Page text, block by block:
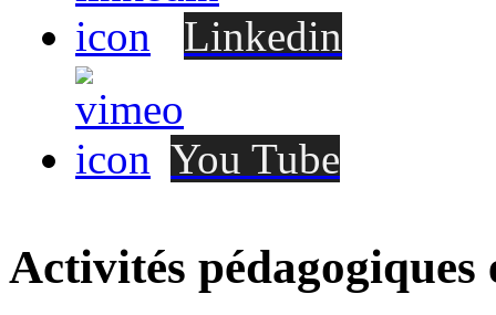
Linkedin
You Tube
Activités